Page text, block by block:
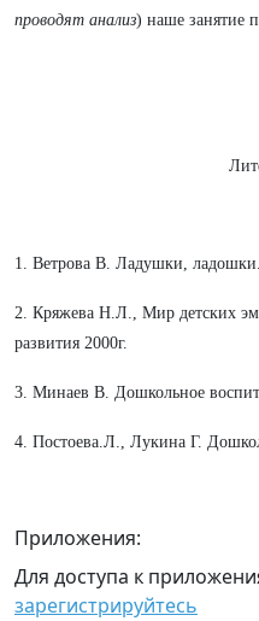
проводят анализ) наше занятие
1. Ветрова В. Ладушки,
2. Кряжева Н.Л., Мир детских
развития 2000г.
3. Минаев В. Дошкольное
4. Постоева.Л., Лукина Г.
Приложения:
Для доступа к
зарегистрируйтесь